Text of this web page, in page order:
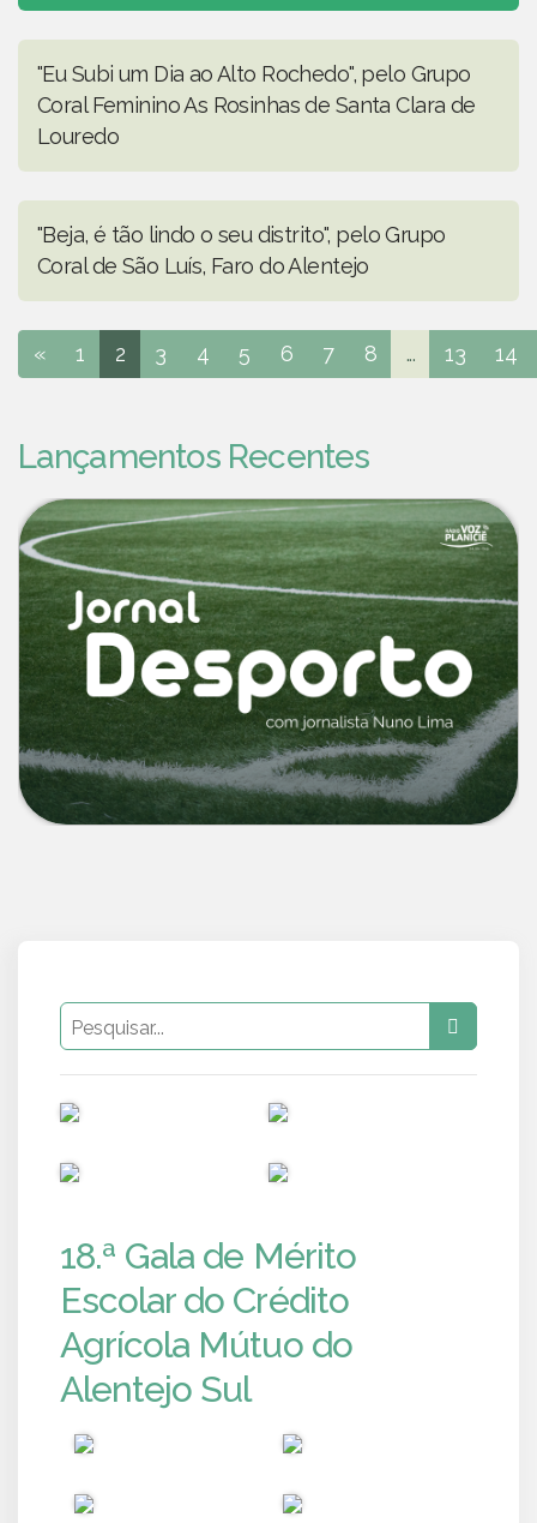
"Eu Subi um Dia ao Alto Rochedo", pelo Grupo
Coral Feminino As Rosinhas de Santa Clara de
Louredo
"Beja, é tão lindo o seu distrito", pelo Grupo
Coral de São Luís, Faro do Alentejo
« 1 2 3 4 5 6 7 8 ... 13 14
Lançamentos Recentes
18.ª Gala de Mérito
Escolar do Crédito
Agrícola Mútuo do
Alentejo Sul